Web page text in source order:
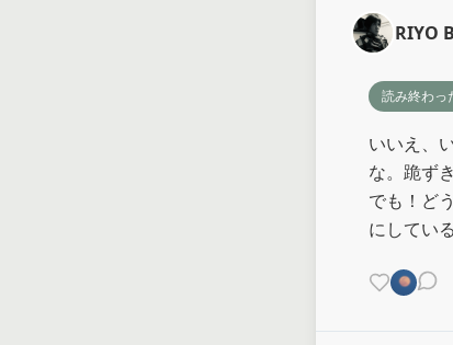
RIYO
読み終わっ
いいえ、
な。跪ず
でも！ど
にしてい